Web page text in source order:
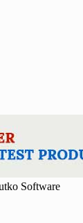
Software